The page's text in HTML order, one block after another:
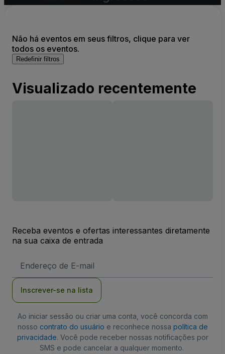
Não há eventos em seus filtros, clique para ver
todos os eventos.
Redefinir filtros
Visualizado recentemente
Receba eventos e ofertas interessantes diretamente
na sua caixa de entrada
de
Inscrever-se na lista
Ao iniciar sessão ou criar uma conta, você concorda com
nosso contrato do usuário e reconhece nossa política de
privacidade. Você pode receber nossas notificações por
SMS e pode cancelar a qualquer momento.